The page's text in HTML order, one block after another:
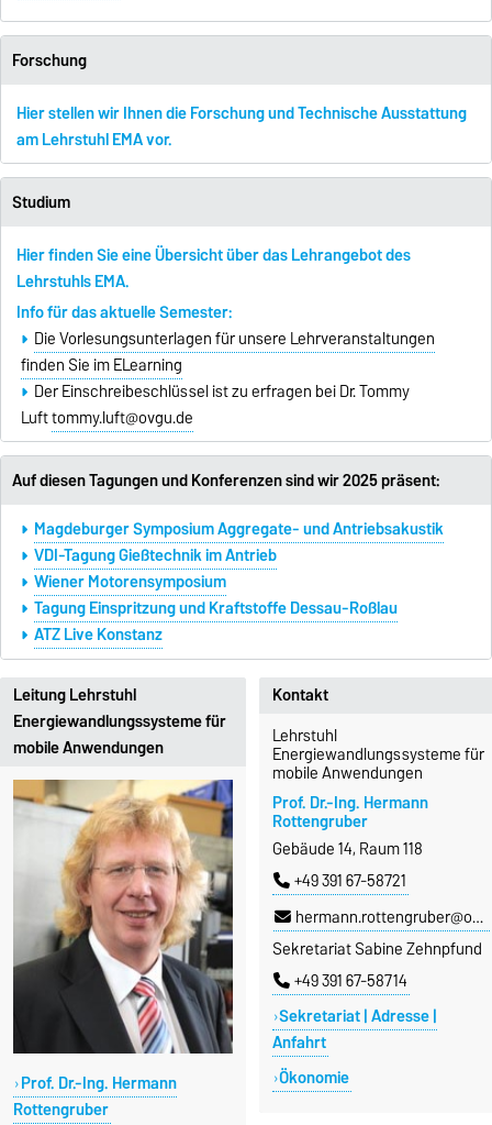
Forschung
Hier stellen wir Ihnen die Forschung und Technische Ausstattung
am Lehrstuhl EMA vor.
Studium
Hier finden Sie eine Übersicht über das Lehrangebot des
Lehrstuhls EMA.
Info für das aktuelle Semester:
Die Vorlesungsunterlagen für unsere Lehrveranstaltungen
finden Sie im ELearning
Der Einschreibeschlüssel ist zu erfragen bei Dr. Tommy
Lufttommy.luft@ovgu.de
Auf diesen Tagungen und Konferenzen sind wir 2025 präsent:
Magdeburger Symposium Aggregate- und Antriebsakustik
VDI-Tagung Gießtechnik im Antrieb
Wiener Motorensymposium
Tagung Einspritzung und Kraftstoffe Dessau-Roßlau
ATZ Live Konstanz
Leitung Lehrstuhl
Energiewandlungssysteme für
mobile Anwendungen
Prof. Dr.-Ing. Hermann
Rottengruber
Kontakt
Lehrstuhl
Energiewandlungssysteme für
mobile Anwendungen
Prof. Dr.-Ing. Hermann
Rottengruber
Gebäude 14, Raum 118
+49 391 67-58721
hermann.rottengruber@ovgu.de
Sekretariat Sabine Zehnpfund
+49 391 67-58714
Sekretariat | Adresse |
Anfahrt
Ökonomie